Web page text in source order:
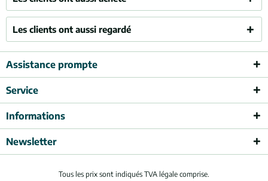
Les clients ont aussi regardé
Assistance prompte
Service
Informations
Newsletter
Tous les prix sont indiqués TVA légale comprise.